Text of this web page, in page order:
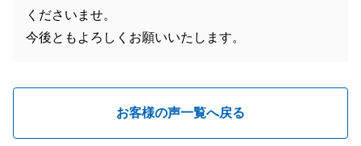
くださいませ。
今後ともよろしくお願いいたします。
お客様の声一覧へ戻る